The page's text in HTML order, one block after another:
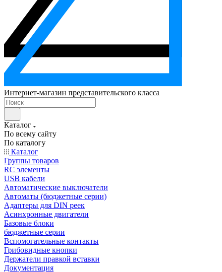
Интернет-магазин представительского класса
Каталог
По всему сайту
По каталогу
Каталог
Группы товаров
RC элементы
USB кабели
Автоматические выключатели
Автоматы (бюджетные серии)
Адаптеры для DIN реек
Асинхронные двигатели
Базовые блоки
бюджетные серии
Вспомогательные контакты
Грибовидные кнопки
Держатели правкой вставки
Документация